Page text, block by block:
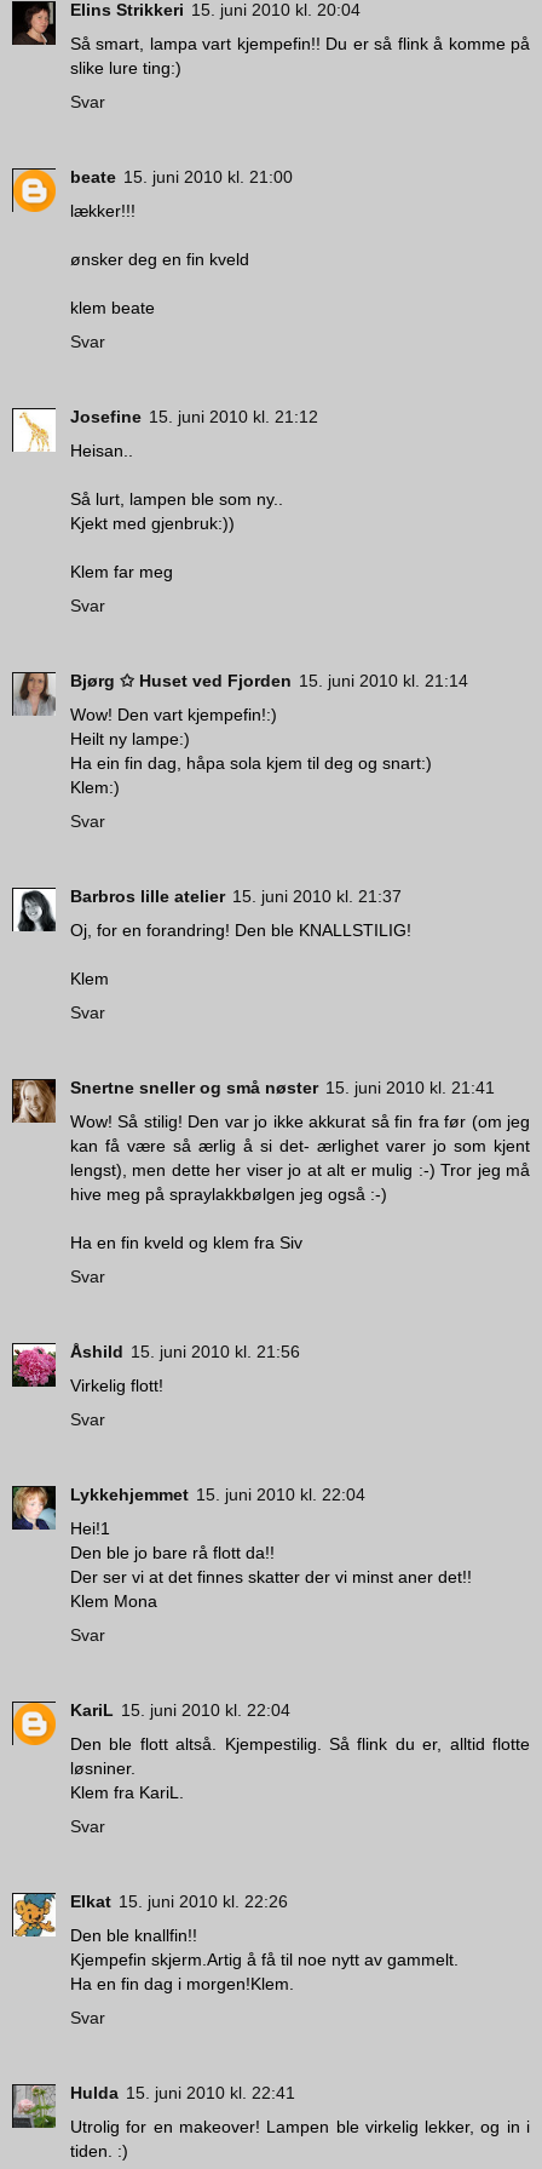
Elins Strikkeri 15. juni 2010 kl. 20:04
Så smart, lampa vart kjempefin!! Du er så flink å komme på
slike lure ting:)
Svar
beate 15. juni 2010 kl. 21:00
lækker!!!
ønsker deg en fin kveld
klem beate
Svar
Josefine 15. juni 2010 kl. 21:12
Heisan..
Så lurt, lampen ble som ny..
Kjekt med gjenbruk:))
Klem far meg
Svar
Bjørg ✩ Huset ved Fjorden 15. juni 2010 kl. 21:14
Wow! Den vart kjempefin!:)
Heilt ny lampe:)
Ha ein fin dag, håpa sola kjem til deg og snart:)
Klem:)
Svar
Barbros lille atelier 15. juni 2010 kl. 21:37
Oj, for en forandring! Den ble KNALLSTILIG!
Klem
Svar
Snertne sneller og små nøster 15. juni 2010 kl. 21:41
Wow! Så stilig! Den var jo ikke akkurat så fin fra før (om jeg
kan få være så ærlig å si det- ærlighet varer jo som kjent
lengst), men dette her viser jo at alt er mulig :-) Tror jeg må
hive meg på spraylakkbølgen jeg også :-)
Ha en fin kveld og klem fra Siv
Svar
Åshild 15. juni 2010 kl. 21:56
Virkelig flott!
Svar
Lykkehjemmet 15. juni 2010 kl. 22:04
Hei!1
Den ble jo bare rå flott da!!
Der ser vi at det finnes skatter der vi minst aner det!!
Klem Mona
Svar
KariL 15. juni 2010 kl. 22:04
Den ble flott altså. Kjempestilig. Så flink du er, alltid flotte
løsniner.
Klem fra KariL.
Svar
Elkat 15. juni 2010 kl. 22:26
Den ble knallfin!!
Kjempefin skjerm.Artig å få til noe nytt av gammelt.
Ha en fin dag i morgen!Klem.
Svar
Hulda 15. juni 2010 kl. 22:41
Utrolig for en makeover! Lampen ble virkelig lekker, og in i
tiden. :)